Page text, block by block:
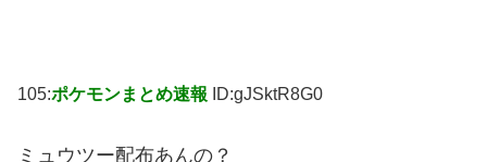
105:ポケモンまとめ速報 ID:gJSktR8G0
ミュウツー配布あんの？